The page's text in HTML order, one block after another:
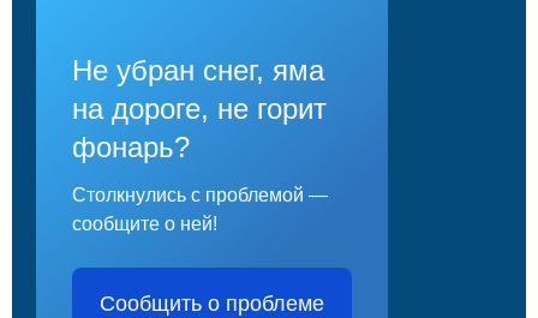
Не убран снег, яма
на дороге, не горит
фонарь?
Столкнулись с проблемой —
сообщите о ней!
Сообщить о проблеме